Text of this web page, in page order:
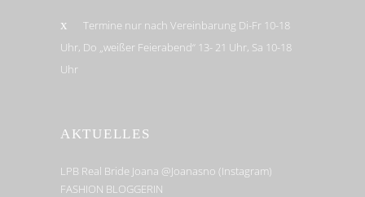
Termine nur nach Vereinbarung Di-Fr 10-18
Uhr, Do „weißer Feierabend“ 13- 21 Uhr, Sa 10-18
Uhr
AKTUELLES
LPB Real Bride Joana @joanasno (Instagram)
FASHION BLOGGERIN